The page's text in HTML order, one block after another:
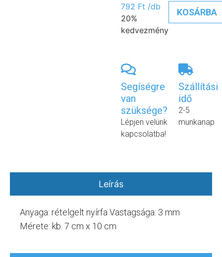
792 Ft /db
20%
kedvezmény
KOSÁRBA
Segíségre
van
szüksége?
Lépjen velünk
kapcsolatba!
Szállítási
idő
2-5
munkanap
Leírás
Anyaga: rételgelt nyírfa Vastagsága: 3 mm
Mérete: kb. 7 cm x 10 cm